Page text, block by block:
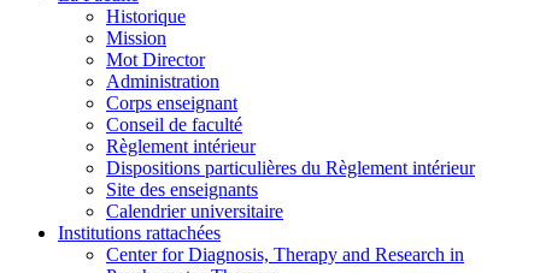
Historique
Mission
Mot Director
Administration
Corps enseignant
Conseil de faculté
Règlement intérieur
Dispositions particulières du Règlement intérieur
Site des enseignants
Calendrier universitaire
Institutions rattachées
Center for Diagnosis, Therapy and Research in